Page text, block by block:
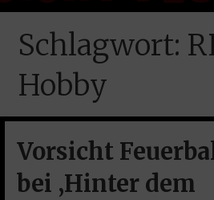
Schlagwort:
Hobby
Vorsicht
bei ‚Hinter dem